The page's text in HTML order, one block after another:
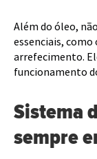
Além do óleo,
essenciais,
arrefecimento.
funcionamento
Sistema
sempre